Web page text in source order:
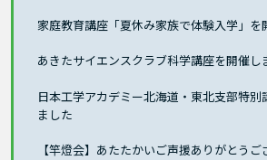
家庭教育講座「夏休み家族で体験入学」を
あきたサイエンスクラブ科学講座を開催し
日本工学アカデミー北海道・東北支部特別
ました
【竿燈会】あたたかいご声援ありがとうご